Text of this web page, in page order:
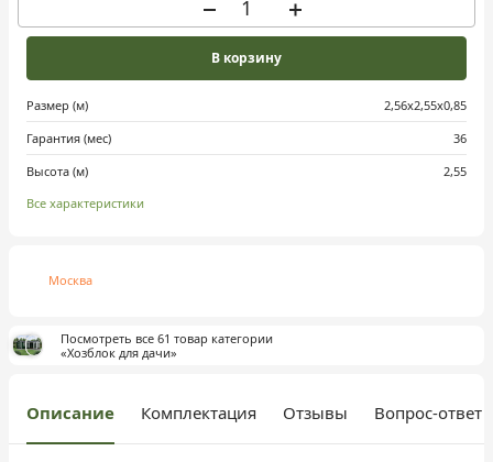
В корзину
Размер (м)
2,56x2,55x0,85
Гарантия (мес)
36
Высота (м)
2,55
Все характеристики
Москва
Посмотреть все 61 товар категории
«Хозблок для дачи»
Описание Комплектация Отзывы Вопрос-ответ